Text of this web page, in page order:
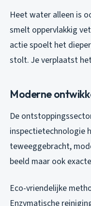
Heet water alleen is
smelt oppervlakkig
actie spoelt het
stolt. Je verplaatst
Moderne
De
inspectietechnologie
teweeggebracht,
beeld maar ook
Eco-vriendelijke
Enzymatische